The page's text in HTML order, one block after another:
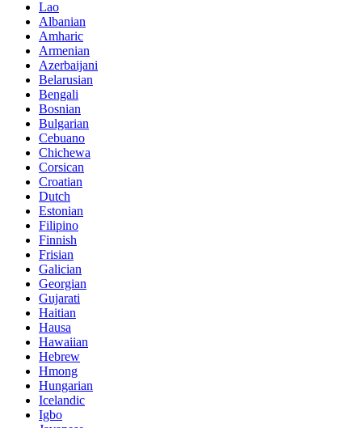
Lao
Albanian
Amharic
Armenian
Azerbaijani
Belarusian
Bengali
Bosnian
Bulgarian
Cebuano
Chichewa
Corsican
Croatian
Dutch
Estonian
Filipino
Finnish
Frisian
Galician
Georgian
Gujarati
Haitian
Hausa
Hawaiian
Hebrew
Hmong
Hungarian
Icelandic
Igbo